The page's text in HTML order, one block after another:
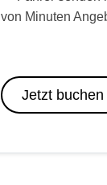
von Minuten
Jetzt buchen